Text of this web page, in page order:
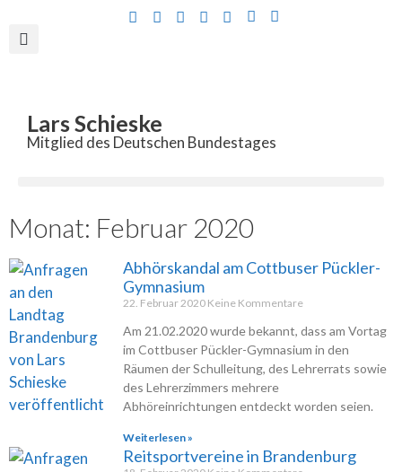
Lars Schieske
Mitglied des Deutschen Bundestages
Monat: Februar 2020
Abhörskandal am Cottbuser Pückler-
Gymnasium
22. Februar 2020 Keine Kommentare
Am 21.02.2020 wurde bekannt, dass am Vortag
im Cottbuser Pückler-Gymnasium in den
Räumen der Schulleitung, des Lehrerrats sowie
des Lehrerzimmers mehrere
Abhöreinrichtungen entdeckt worden seien.
Weiterlesen »
Reitsportvereine in Brandenburg